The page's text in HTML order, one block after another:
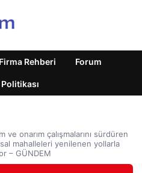
Firma Rehberi Forum
ve onarım çalışmalarını sürdüren
mahalleleri yenilenen yollarla
– GÜNDEM